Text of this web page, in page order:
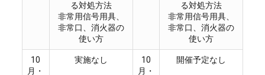
る対処方法
非常用信号用具、
非常口、消火器の
使い方
る対処方法
非常用信号用具、
非常口、消火器の
使い方
10
月・
実施なし
10
月・
開催予定なし